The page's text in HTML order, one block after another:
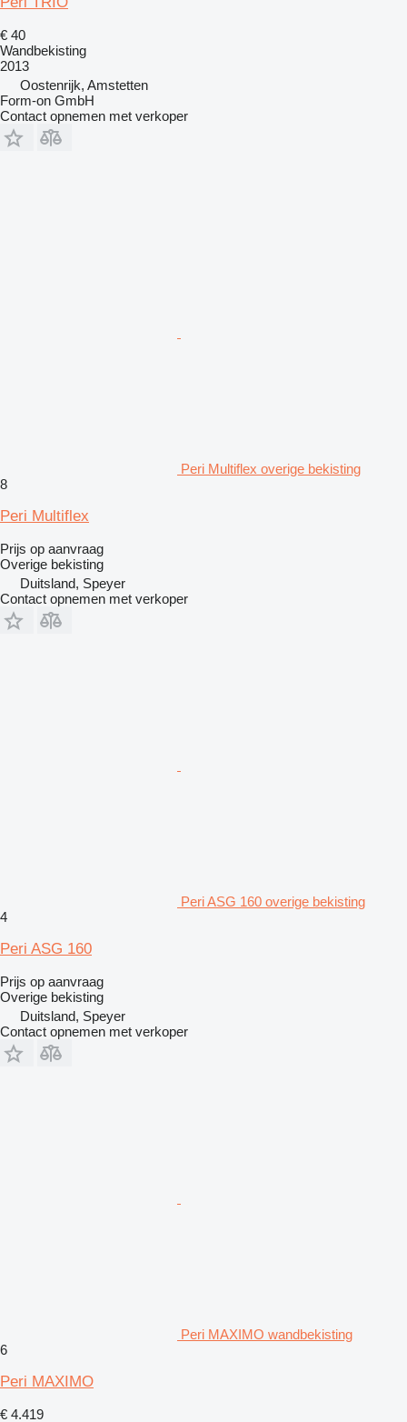
€ 40
Wandbekisting
2013
Oostenrijk, Amstetten
Form-on GmbH
Contact opnemen met verkoper
Peri Multiflex overige bekisting
8
Peri Multiflex
Prijs op aanvraag
Overige bekisting
Duitsland, Speyer
Contact opnemen met verkoper
Peri ASG 160 overige bekisting
4
Peri ASG 160
Prijs op aanvraag
Overige bekisting
Duitsland, Speyer
Contact opnemen met verkoper
Peri MAXIMO wandbekisting
6
Peri MAXIMO
€ 4.419